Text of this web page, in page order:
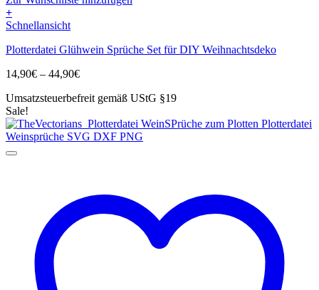
+
Dieses
weist
Varianten
Die
Optionen
können
auf
der
Schnellansicht
Plotterdatei Glühwein Sprüche Set für DIY Weihnachtsdeko
14,90€ – 44,90€Preisspanne:
bis
Umsatzsteuerbefreit gemäß UStG §19
Sale!